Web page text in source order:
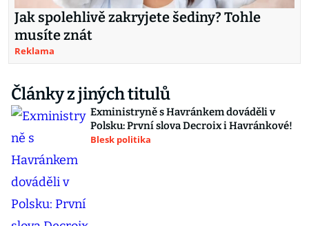
Jak spolehlivě zakryjete šediny? Tohle
musíte znát
Reklama
Články z jiných titulů
Exministryně s Havránkem dováděli v
Polsku: První slova Decroix i Havránkové!
Blesk politika